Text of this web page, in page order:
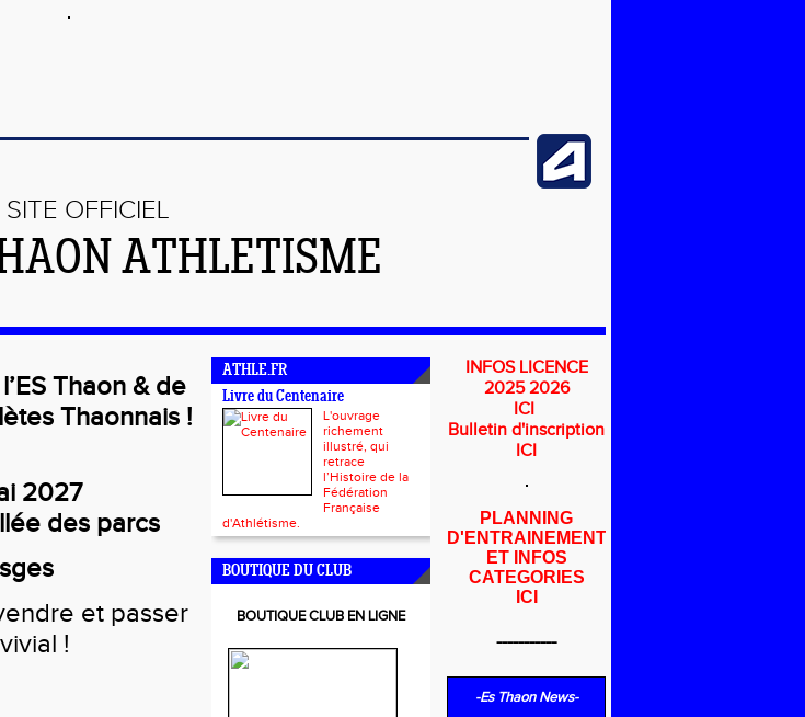
SITE OFFICIEL
ATHLETISME
Thaon & de
Thaonnais !
2027
des parcs
et passer
!
ATHLE.FR
Livre du Centenaire
L'ouvrage
richement
illustré, qui
retrace
l’Histoire de la
Fédération
Française
d'Athlétisme.
BOUTIQUE DU CLUB
BOUTIQUE CLUB EN LIGNE
INFOS LICENCE
2025 2026
ICI
Bulletin d'inscription
ICI
PLANNING
D'ENTRAINEMENT
ET INFOS
CATEGORIES
ICI
-----------
-Es ThaonNews-